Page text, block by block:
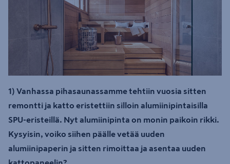
1) Vanhassa pihasaunassamme tehtiin vuosia sitten
remontti ja katto eristettiin silloin alumiinipintaisilla
SPU-eristeillä. Nyt alumiinipinta on monin paikoin rikki.
Kysyisin, voiko siihen päälle vetää uuden
alumiinipaperin ja sitten rimoittaa ja asentaa uuden